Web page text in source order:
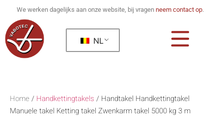
We werken dagelijks aan onze website, bij vragen neem contact op.
NL
Home / Handkettingtakels / Handtakel Handkettingtakel
Manuele takel Ketting takel Zwenkarm takel 5000 kg 3 m